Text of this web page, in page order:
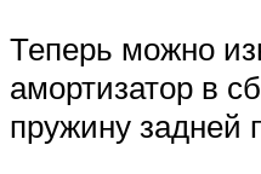
Теперь можно
амортизатор в
пружину задней